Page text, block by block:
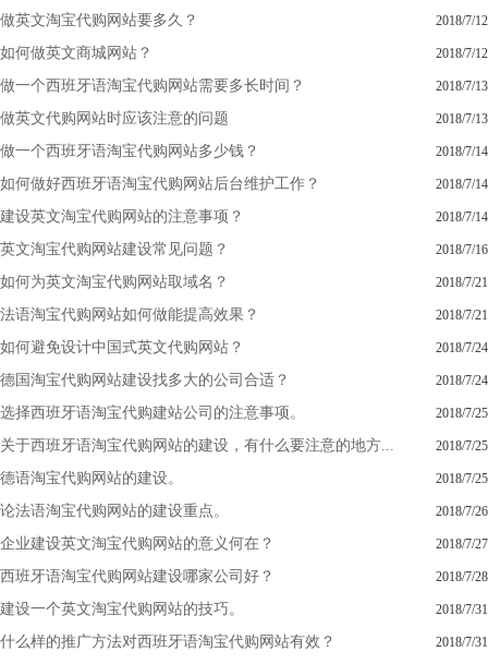
做英文淘宝代购网站要多久？ 2018/7/12
如何做英文商城网站？ 2018/7/12
做一个西班牙语淘宝代购网站需要多长时间？ 2018/7/13
做英文代购网站时应该注意的问题 2018/7/13
做一个西班牙语淘宝代购网站多少钱？ 2018/7/14
如何做好西班牙语淘宝代购网站后台维护工作？ 2018/7/14
建设英文淘宝代购网站的注意事项？ 2018/7/14
英文淘宝代购网站建设常见问题？ 2018/7/16
如何为英文淘宝代购网站取域名？ 2018/7/21
法语淘宝代购网站如何做能提高效果？ 2018/7/21
如何避免设计中国式英文代购网站？ 2018/7/24
德国淘宝代购网站建设找多大的公司合适？ 2018/7/24
选择西班牙语淘宝代购建站公司的注意事项。 2018/7/25
关于西班牙语淘宝代购网站的建设，有什么要注意的地方... 2018/7/25
德语淘宝代购网站的建设。 2018/7/25
论法语淘宝代购网站的建设重点。 2018/7/26
企业建设英文淘宝代购网站的意义何在？ 2018/7/27
西班牙语淘宝代购网站建设哪家公司好？ 2018/7/28
建设一个英文淘宝代购网站的技巧。 2018/7/31
什么样的推广方法对西班牙语淘宝代购网站有效？ 2018/7/31